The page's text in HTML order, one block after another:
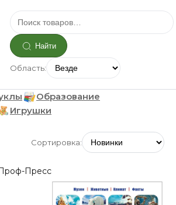
Найти
Область:
Образование
Игрушки
Сортировка:
Пресс